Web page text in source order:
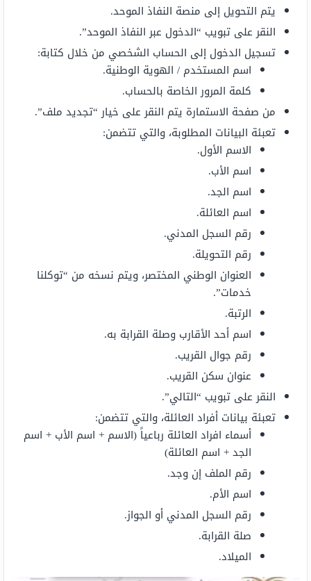
يتم التحويل إلى منصة النفاذ الموحد.
النقر على تبويب “الدخول عبر النفاذ الموحد”.
تسجيل الدخول إلى الحساب الشخصي من خلال كتابة:
اسم المستخدم / الهوية الوطنية.
كلمة المرور الخاصة بالحساب.
من صفحة الاستمارة يتم النقر على خيار “تجديد ملف”.
تعبئة البيانات المطلوبة، والتي تتضمن:
الاسم الأول.
اسم الأب.
اسم الجد.
اسم العائلة.
رقم السجل المدني.
رقم التحويلة.
العنوان الوطني المختصر، ويتم نسخه من “توكلنا
خدمات”.
الرتبة.
اسم أحد الأقارب وصلة القرابة به.
رقم جوال القريب.
عنوان سكن القريب.
النقر على تبويب “التالي”.
تعبئة بيانات أفراد العائلة، والتي تتضمن:
أسماء افراد العائلة رباعياً (الاسم + اسم الأب + اسم
الجد + اسم العائلة)
رقم الملف إن وجد.
اسم الأم.
رقم السجل المدني أو الجواز.
صلة القرابة.
الميلاد.